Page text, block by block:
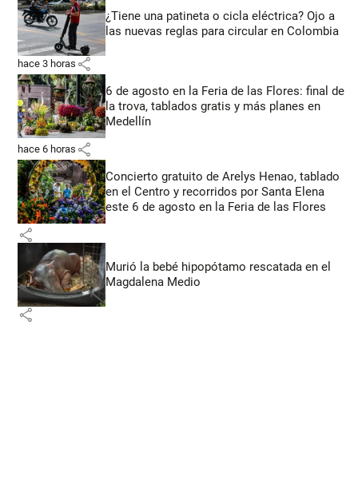
¿Tiene una patineta o cicla eléctrica? Ojo a
las nuevas reglas para circular en Colombia
hace 3 horas share
6 de agosto en la Feria de las Flores: final de
la trova, tablados gratis y más planes en
Medellín
hace 6 horas share
Concierto gratuito de Arelys Henao, tablado
en el Centro y recorridos por Santa Elena
este 6 de agosto en la Feria de las Flores
share
Murió la bebé hipopótamo rescatada en el
Magdalena Medio
share